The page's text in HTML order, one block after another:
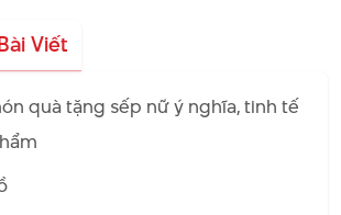
Viết
quà tặng sếp nữ ý nghĩa, tinh tế